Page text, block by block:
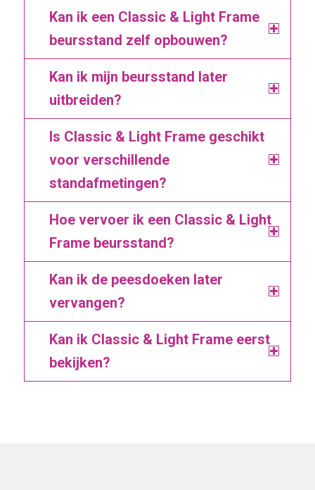
Kan ik een Classic & Light Frame
beursstand zelf opbouwen?
Kan ik mijn beursstand later
uitbreiden?
Is Classic & Light Frame geschikt
voor verschillende
standafmetingen?
Hoe vervoer ik een Classic & Light
Frame beursstand?
Kan ik de peesdoeken later
vervangen?
Kan ik Classic & Light Frame eerst
bekijken?